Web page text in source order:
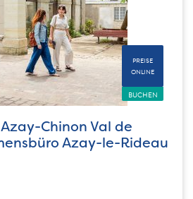
PREISE
ONLINE
BUCHEN
Chinon Val de
Azay-le-Rideau